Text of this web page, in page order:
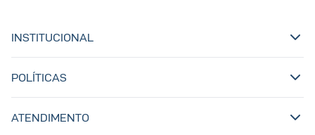
INSTITUCIONAL
POLÍTICAS
ATENDIMENTO